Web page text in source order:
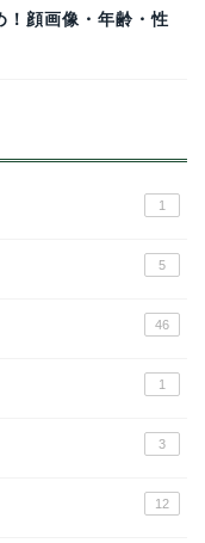
！顔画像・年齢・性
1
5
46
1
3
12